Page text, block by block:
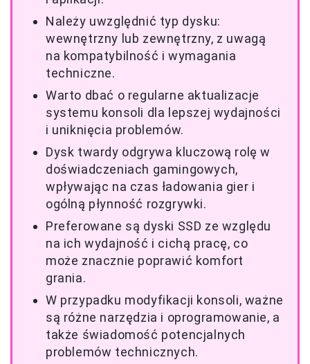
Należy uwzględnić typ dysku:
wewnętrzny lub zewnętrzny, z uwagą
na kompatybilność i wymagania
techniczne.
Warto dbać o regularne aktualizacje
systemu konsoli dla lepszej wydajności
i uniknięcia problemów.
Dysk twardy odgrywa kluczową rolę w
doświadczeniach gamingowych,
wpływając na czas ładowania gier i
ogólną płynność rozgrywki.
Preferowane są dyski SSD ze względu
na ich wydajność i cichą pracę, co
może znacznie poprawić komfort
grania.
W przypadku modyfikacji konsoli, ważne
są różne narzędzia i oprogramowanie, a
także świadomość potencjalnych
problemów technicznych.